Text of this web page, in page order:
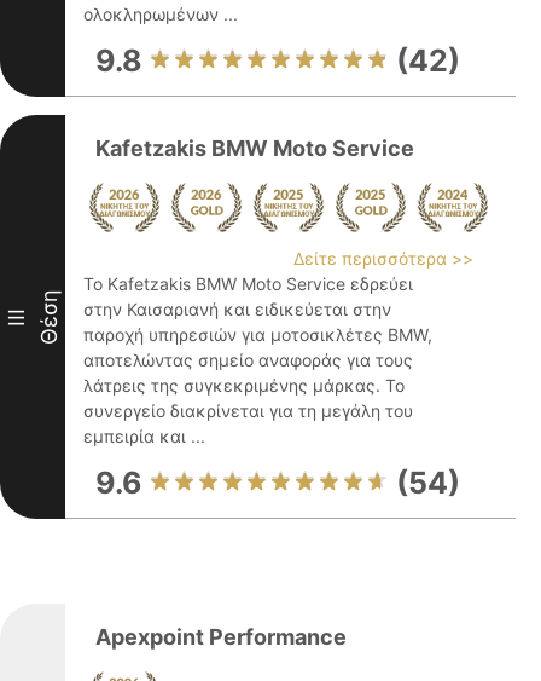
ολοκληρωμένων ...
9.8 (42)
III Θέση
Kafetzakis BMW Moto Service
Δείτε περισσότερα >>
Το Kafetzakis BMW Moto Service εδρεύει
στην Καισαριανή και ειδικεύεται στην
παροχή υπηρεσιών για μοτοσικλέτες BMW,
αποτελώντας σημείο αναφοράς για τους
λάτρεις της συγκεκριμένης μάρκας. Το
συνεργείο διακρίνεται για τη μεγάλη του
εμπειρία και ...
9.6 (54)
Apexpoint Performance